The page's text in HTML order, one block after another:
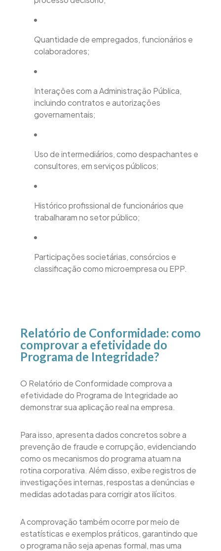
Quantidade de empregados, funcionários e
colaboradores;
Interações com a Administração Pública,
incluindo contratos e autorizações
governamentais;
Uso de intermediários, como despachantes e
consultores, em serviços públicos;
Histórico profissional de funcionários que
trabalharam no setor público;
Participações societárias, consórcios e
classificação como microempresa ou EPP.
Relatório de Conformidade: como
comprovar a efetividade do
Programa de Integridade?
O Relatório de Conformidade comprova a
efetividade do Programa de Integridade ao
demonstrar sua aplicação real na empresa.
Para isso, apresenta dados concretos sobre a
prevenção de fraude e corrupção, evidenciando
como os mecanismos do programa atuam na
rotina corporativa. Além disso, exibe registros de
investigações internas, respostas a denúncias e
medidas adotadas para corrigir atos ilícitos.
A comprovação também ocorre por meio de
estatísticas e exemplos práticos, garantindo que
o programa não seja apenas formal, mas uma